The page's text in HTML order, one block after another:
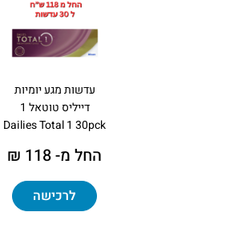
עדשות מגע יומיות
דייליס טוטאל 1
Dailies Total 1 30pck
החל מ- 118 ₪
לרכישה